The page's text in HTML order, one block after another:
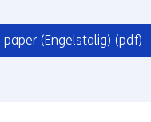
paper (Engelstalig) (pdf)
in